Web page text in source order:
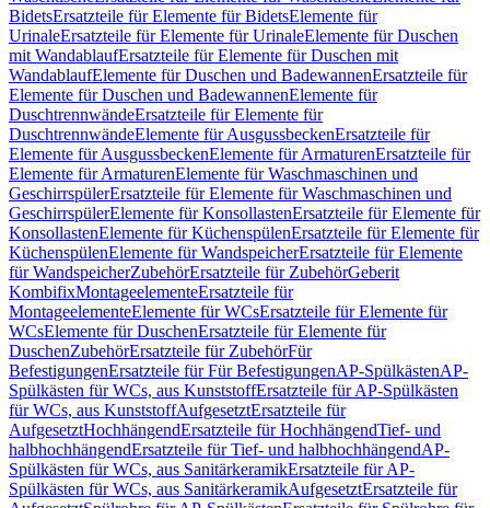
BidetsErsatzteile für Elemente für BidetsElemente für
UrinaleErsatzteile für Elemente für UrinaleElemente für Duschen
mit WandablaufErsatzteile für Elemente für Duschen mit
WandablaufElemente für Duschen und BadewannenErsatzteile für
Elemente für Duschen und BadewannenElemente für
DuschtrennwändeErsatzteile für Elemente für
DuschtrennwändeElemente für AusgussbeckenErsatzteile für
Elemente für AusgussbeckenElemente für ArmaturenErsatzteile für
Elemente für ArmaturenElemente für Waschmaschinen und
GeschirrspülerErsatzteile für Elemente für Waschmaschinen und
GeschirrspülerElemente für KonsollastenErsatzteile für Elemente für
KonsollastenElemente für KüchenspülenErsatzteile für Elemente für
KüchenspülenElemente für WandspeicherErsatzteile für Elemente
für WandspeicherZubehörErsatzteile für ZubehörGeberit
KombifixMontageelementeErsatzteile für
MontageelementeElemente für WCsErsatzteile für Elemente für
WCsElemente für DuschenErsatzteile für Elemente für
DuschenZubehörErsatzteile für ZubehörFür
BefestigungenErsatzteile für Für BefestigungenAP-SpülkästenAP-
Spülkästen für WCs, aus KunststoffErsatzteile für AP-Spülkästen
für WCs, aus KunststoffAufgesetztErsatzteile für
AufgesetztHochhängendErsatzteile für HochhängendTief- und
halbhochhängendErsatzteile für Tief- und halbhochhängendAP-
Spülkästen für WCs, aus SanitärkeramikErsatzteile für AP-
Spülkästen für WCs, aus SanitärkeramikAufgesetztErsatzteile für